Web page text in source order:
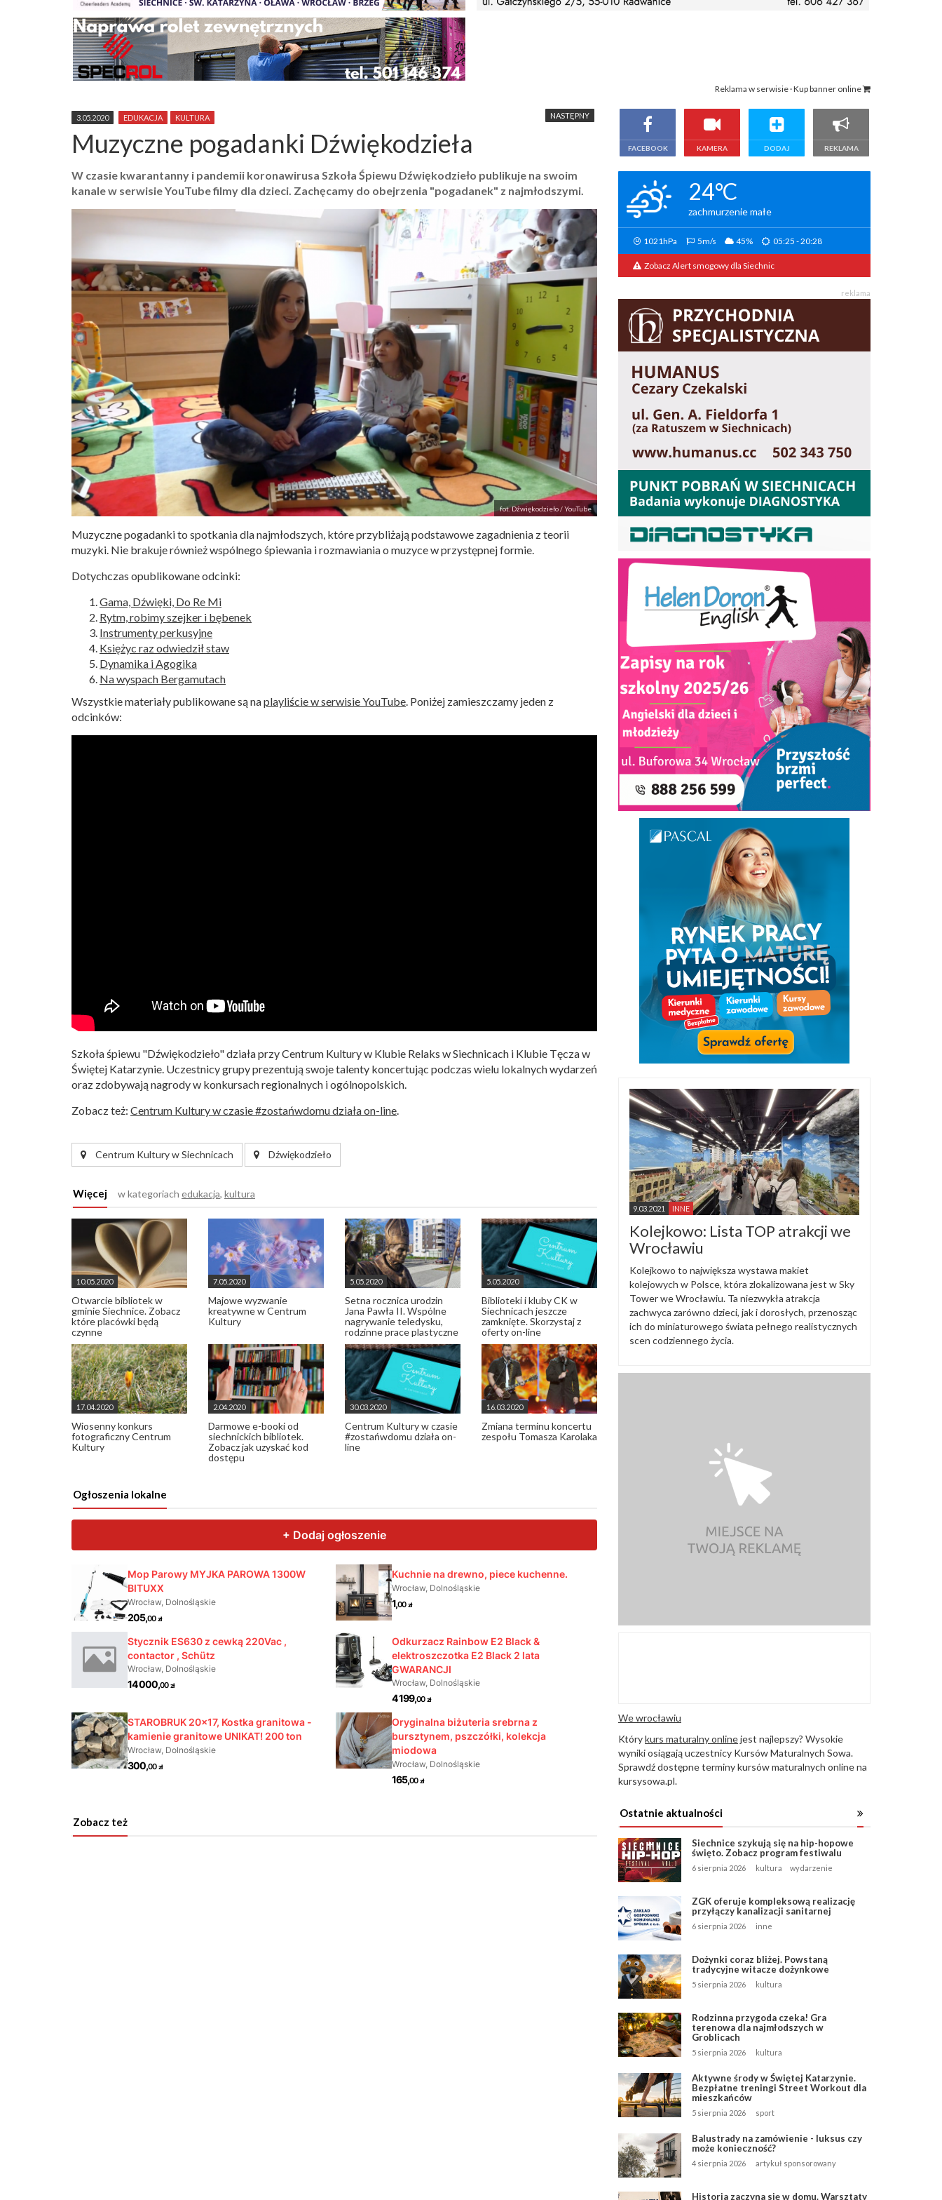
Reklama w serwisie · Kup banner online
NASTĘPNY
3.05.2020 EDUKACJA KULTURA
Muzyczne pogadanki Dźwiękodzieła
W czasie kwarantanny i pandemii koronawirusa Szkoła Śpiewu Dźwiękodzieło publikuje na swoim
kanale w serwisie YouTube filmy dla dzieci. Zachęcamy do obejrzenia "pogadanek" z najmłodszymi.
fot. Dźwiękodzieło / YouTube
Muzyczne pogadanki to spotkania dla najmłodszych, które przybliżają podstawowe zagadnienia z teorii
muzyki. Nie brakuje również wspólnego śpiewania i rozmawiania o muzyce w przystępnej formie.
Dotychczas opublikowane odcinki:
Gama, Dźwięki, Do Re Mi
Rytm, robimy szejker i bębenek
Instrumenty perkusyjne
Księżyc raz odwiedził staw
Dynamika i Agogika
Na wyspach Bergamutach
Wszystkie materiały publikowane są naplayliście w serwisie YouTube . Poniżej zamieszczamy jeden z
odcinków:
Szkoła śpiewu "Dźwiękodzieło" działa przy Centrum Kultury w Klubie Relaks w Siechnicach i Klubie Tęcza w
Świętej Katarzynie. Uczestnicy grupy prezentują swoje talenty koncertując podczas wielu lokalnych wydarzeń
oraz zdobywają nagrody w konkursach regionalnych i ogólnopolskich.
Zobacz też: Centrum Kultury w czasie #zostańwdomu działa on-line.
Centrum Kultury w Siechnicach Dźwiękodzieło
Więcej w kategoriach edukacja, kultura
10.05.2020
Otwarcie bibliotek w
gminie Siechnice. Zobacz
które placówki będą
czynne
7.05.2020
Majowe wyzwanie
kreatywne w Centrum
Kultury
5.05.2020
Setna rocznica urodzin
Jana Pawła II. Wspólne
nagrywanie teledysku,
rodzinne prace plastyczne
5.05.2020
Biblioteki i kluby CK w
Siechnicach jeszcze
zamknięte. Skorzystaj z
oferty on-line
17.04.2020
Wiosenny konkurs
fotograficzny Centrum
Kultury
2.04.2020
Darmowe e-booki od
siechnickich bibliotek.
Zobacz jak uzyskać kod
dostępu
30.03.2020
Centrum Kultury w czasie
#zostańwdomu działa on-
line
16.03.2020
Zmiana terminu koncertu
zespołu Tomasza Karolaka
Ogłoszenia lokalne
Zobacz też
FACEBOOK KAMERA DODAJ REKLAMA
24°C
zachmurzenie małe
1021hPa 5m/s 45% 05:25 - 20:28
Zobacz Alert smogowy dla Siechnic
reklama
9.03.2021 INNE
Kolejkowo: Lista TOP atrakcji we
Wrocławiu
Kolejkowo to największa wystawa makiet
kolejowych w Polsce, która zlokalizowana jest w Sky
Tower we Wrocławiu. Ta niezwykła atrakcja
zachwyca zarówno dzieci, jak i dorosłych, przenosząc
ich do miniaturowego świata pełnego realistycznych
scen codziennego życia.
We wrocławiu
Którykurs maturalny onlinejest najlepszy? Wysokie
wyniki osiągają uczestnicy Kursów Maturalnych Sowa.
Sprawdź dostępne terminy kursów maturalnych online na
kursysowa.pl.
Ostatnie aktualności
Siechnice szykują się na hip-hopowe
święto. Zobacz program festiwalu
6 sierpnia 2026 kultura wydarzenie
ZGK oferuje kompleksową realizację
przyłączy kanalizacji sanitarnej
6 sierpnia 2026 inne
Dożynki coraz bliżej. Powstaną
tradycyjne witacze dożynkowe
5 sierpnia 2026 kultura
Rodzinna przygoda czeka! Gra
terenowa dla najmłodszych w
Groblicach
5 sierpnia 2026 kultura
Aktywne środy w Świętej Katarzynie.
Bezpłatne treningi Street Workout dla
mieszkańców
5 sierpnia 2026 sport
Balustrady na zamówienie - luksus czy
może konieczność?
4 sierpnia 2026 artykuł sponsorowany
Historia zaczyna się w domu. Warsztaty